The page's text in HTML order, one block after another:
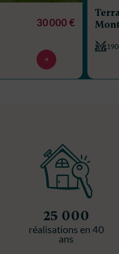
30 000 €
25 000
réalisations en 40
ans